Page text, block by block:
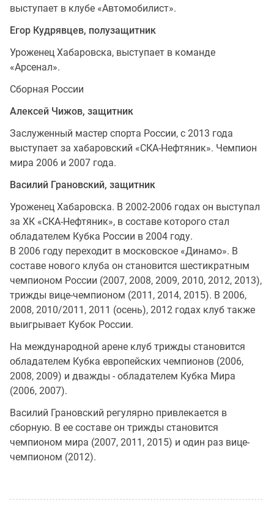
выступает в клубе «Автомобилист».
Егор Кудрявцев, полузащитник
Уроженец Хабаровска, выступает в команде
«Арсенал».
Сборная России
Алексей Чижов, защитник
Заслуженный мастер спорта России, с 2013 года
выступает за хабаровский «СКА-Нефтяник». Чемпион
мира 2006 и 2007 года.
Василий Грановский, защитник
Уроженец Хабаровска. В 2002-2006 годах он выступал
за ХК «СКА-Нефтяник», в составе которого стал
обладателем Кубка России в 2004 году.
В 2006 году переходит в московское «Динамо». В
составе нового клуба он становится шестикратным
чемпионом России (2007, 2008, 2009, 2010, 2012, 2013),
трижды вице-чемпионом (2011, 2014, 2015). В 2006,
2008, 2010/2011, 2011 (осень), 2012 годах клуб также
выигрывает Кубок России.
На международной арене клуб трижды становится
обладателем Кубка европейских чемпионов (2006,
2008, 2009) и дважды - обладателем Кубка Мира
(2006, 2007).
Василий Грановский регулярно привлекается в
сборную. В ее составе он трижды становится
чемпионом мира (2007, 2011, 2015) и один раз вице-
чемпионом (2012).